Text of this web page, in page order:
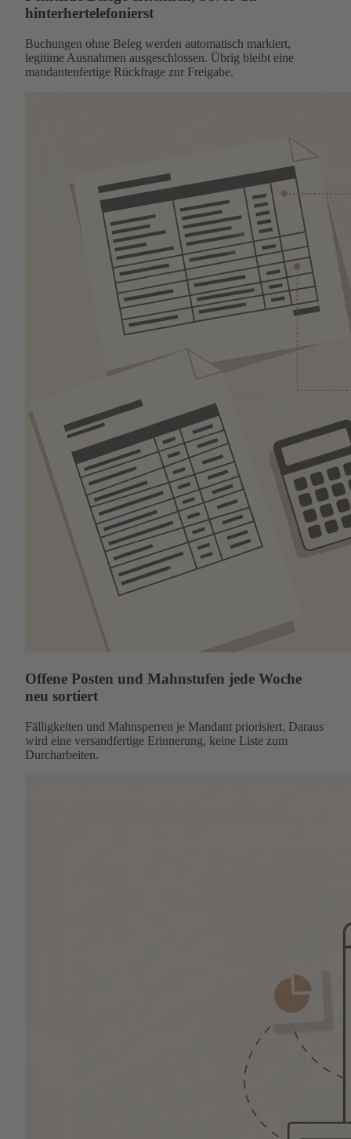
hinterhertelefonierst
Buchungen ohne Beleg werden automatisch markiert,
legitime Ausnahmen ausgeschlossen. Übrig bleibt eine
mandantenfertige Rückfrage zur Freigabe.
Offene Posten und Mahnstufen jede Woche
neu sortiert
Fälligkeiten und Mahnsperren je Mandant priorisiert. Daraus
wird eine versandfertige Erinnerung, keine Liste zum
Durcharbeiten.